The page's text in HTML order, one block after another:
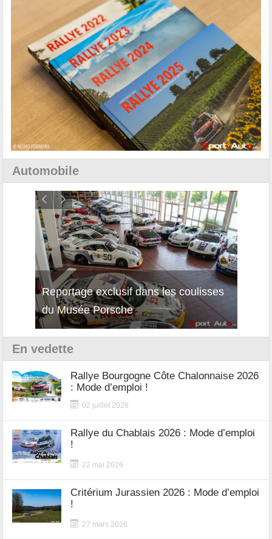
Automobile
Reportage exclusif dans les coulisses
du Musée Porsche
En vedette
Rallye Bourgogne Côte Chalonnaise 2026
: Mode d’emploi !
02 juillet 2026
Rallye du Chablais 2026 : Mode d’emploi
!
22 mai 2026
Critérium Jurassien 2026 : Mode d’emploi
!
27 mars 2026